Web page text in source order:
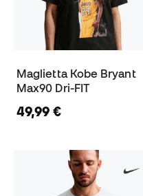
Maglietta Kobe Bryant
Max90 Dri-FIT
49,99 €